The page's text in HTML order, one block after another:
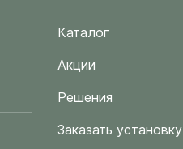
Каталог
Акции
Решения
Заказать установку